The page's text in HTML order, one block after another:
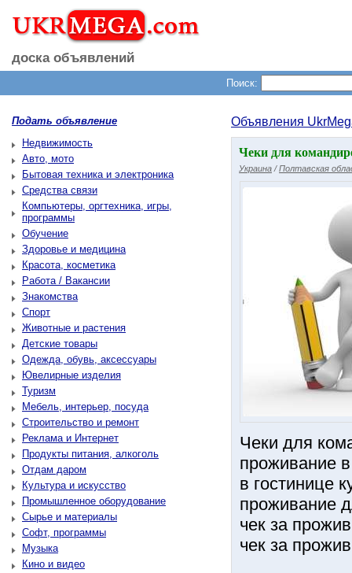
доска объявлений
Поиск:
Подать объявление
Недвижимость
Авто, мото
Бытовая техника и электроника
Средства связи
Компьютеры, оргтехника, игры,
программы
Обучение
Здоровье и медицина
Красота, косметика
Работа / Вакансии
Знакомства
Спорт
Животные и растения
Детские товары
Одежда, обувь, аксессуары
Ювелирные изделия
Туризм
Мебель, интерьер, посуда
Строительство и ремонт
Реклама и Интернет
Продукты питания, алкоголь
Отдам даром
Культура и искусство
Промышленное оборудование
Сырье и материалы
Софт, программы
Музыка
Кино и видео
Объявления
Чеки для
Украина /Полтавская
Чеки для
проживание
в гостинице
проживание
чек за
чек за